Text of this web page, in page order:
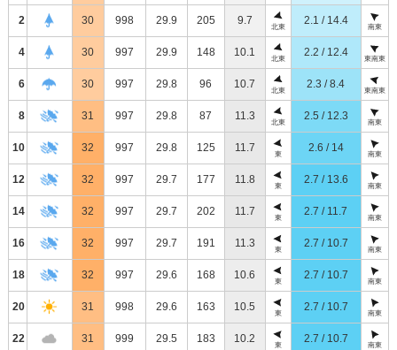
2 30 998 29.9 205 9.7
北東
2.1 / 14.4
南東
4 30 997 29.9 148 10.1
北東
2.2 / 12.4
東南東
6 30 997 29.8 96 10.7
北東
2.3 / 8.4
東南東
8 31 997 29.8 87 11.3
北東
2.5 / 12.3
南東
10 32 997 29.8 125 11.7
東
2.6 / 14
南東
12 32 997 29.7 177 11.8
東
2.7 / 13.6
南東
14 32 997 29.7 202 11.7
東
2.7 / 11.7
南東
16 32 997 29.7 191 11.3
東
2.7 / 10.7
南東
18 32 997 29.6 168 10.6
東
2.7 / 10.7
南東
20 31 998 29.6 163 10.5
東
2.7 / 10.7
南東
22 31 999 29.5 183 10.2
東
2.7 / 10.7
南東